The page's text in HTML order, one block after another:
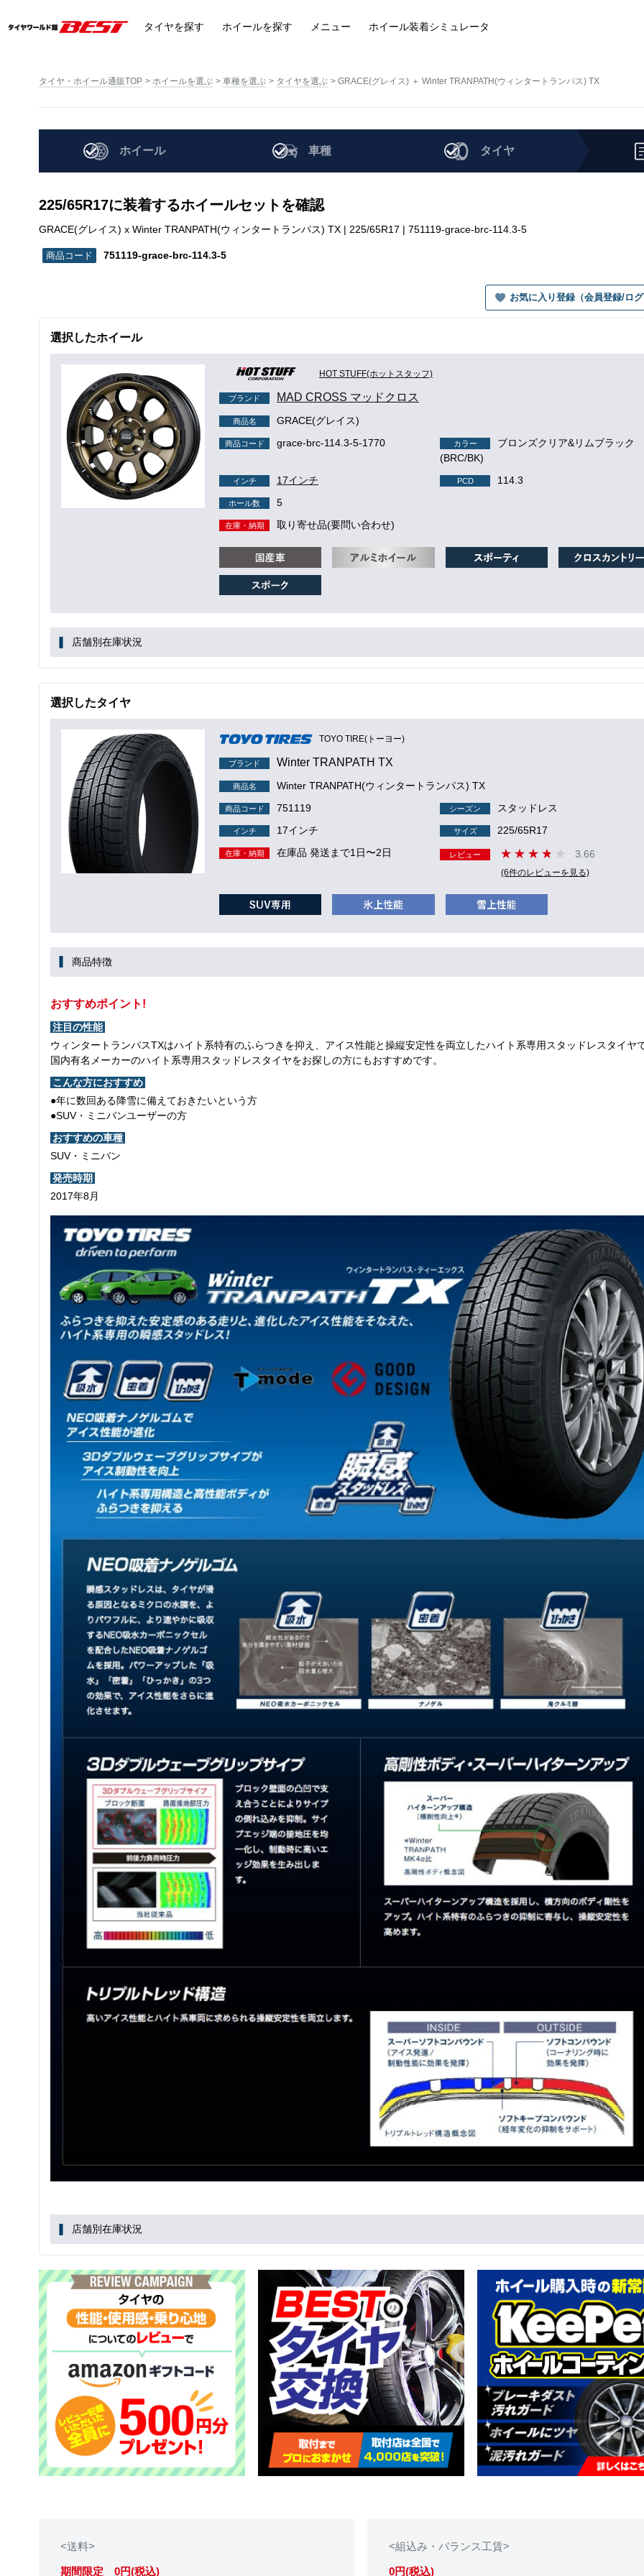
タイヤを探す ホイールを探す メニュー ホイール装着シミュレータ
タイヤ・ホイール通販TOP ホイールを選ぶ 車種を選ぶ タイヤを選ぶ GRACE(グレイス) ＋ Winter TRANPATH(ウィンタートランパス) TX
ホイール 車種 タイヤ
225/65R17に装着するホイールセットを確認
GRACE(グレイス) x Winter TRANPATH(ウィンタートランパス) TX | 225/65R17 | 751119-grace-brc-114.3-5
751119-grace-brc-114.3-5
お気に入り登録（会員登録/ロ
選択したホイール
HOT STUFF(ホットスタッフ)
ブランド MAD CROSS マッドクロス
商品名 GRACE(グレイス)
商品コード grace-brc-114.3-5-1770 カラー
ブロンズクリア&リムブラック
(BRC/BK)
インチ 17インチ PCD 114.3
ホール数 5
在庫・納期 取り寄せ品(要問い合わせ)
店舗別在庫状況
選択したタイヤ
TOYO TIRE(トーヨー)
ブランド Winter TRANPATH TX
商品名 Winter TRANPATH(ウィンタートランパス) TX
商品コード 751119 シーズン スタッドレス
インチ 17インチ サイズ 225/65R17
在庫・納期 在庫品 発送まで1日〜2日 レビュー 3.66
(6件のレビューを見る)
商品特徴
おすすめポイント!
注目の性能
ウィンタートランパスTXはハイト系特有のふらつきを抑え、アイス性能と操縦安定性を両立したハイト系専用スタッドレスタイヤ
国内有名メーカーのハイト系専用スタッドレスタイヤをお探しの方にもおすすめです。
こんな方におすすめ
●年に数回ある降雪に備えておきたいという方
●SUV・ミニバンユーザーの方
おすすめの車種
SUV・ミニバン
発売時期
2017年8月
店舗別在庫状況
<送料>
期間限定 0円(税込)
<組込み・バランス工賃>
0円(税込)